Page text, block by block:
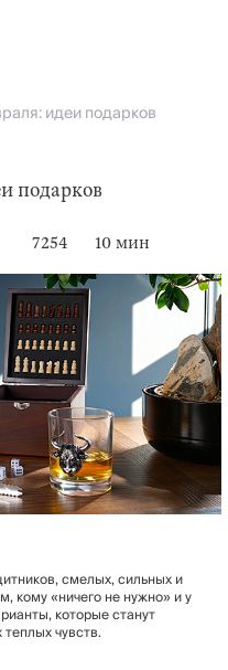
идеи подарков
подарков
7254 10 мин
смелых, сильных и
кому «ничего не нужно» и у
которые станут
чувств.